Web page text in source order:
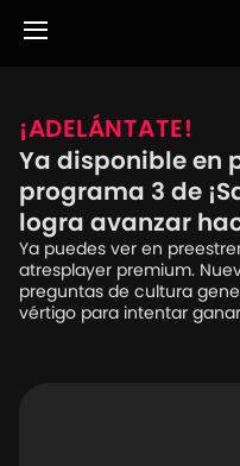
¡ADELÁNTATE!
Ya disponible en
programa 3 de
logra avanzar
Ya puedes ver en
atresplayer premium.
preguntas de cultura
vértigo para intentar